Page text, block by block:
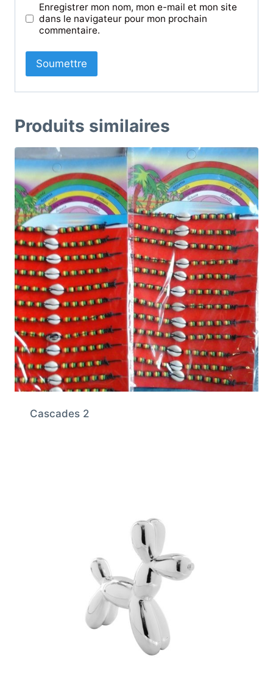
Enregistrer mon nom, mon e-mail et mon site
dans le navigateur pour mon prochain
commentaire.
Produits similaires
Cascades 2